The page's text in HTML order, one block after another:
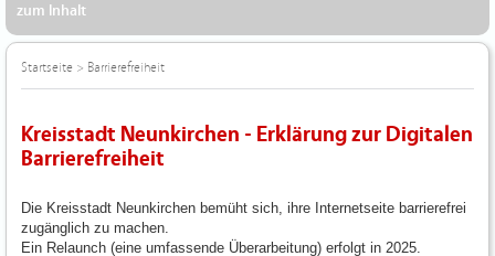
zum Inhalt
Startseite > Barrierefreiheit
Kreisstadt Neunkirchen - Erklärung zur Digitalen
Barrierefreiheit
Die Kreisstadt Neunkirchen bemüht sich, ihre Internetseite barrierefrei
zugänglich zu machen.
Ein Relaunch (eine umfassende Überarbeitung) erfolgt in 2025.